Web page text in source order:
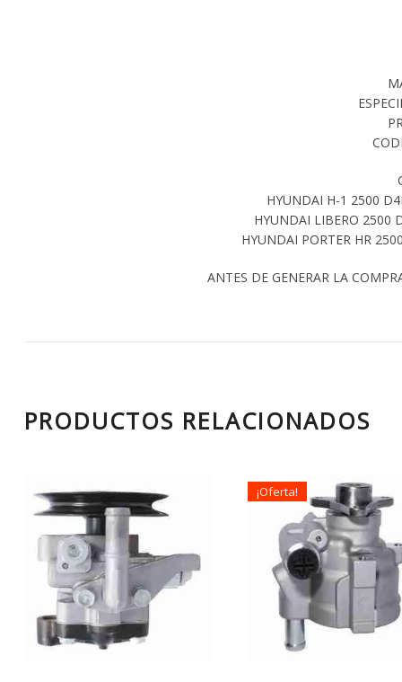
HYUNDAI H-1 2500
HYUNDAI LIBERO 2500
HYUNDAI PORTER HR
ANTES DE GENERAR LA
PRODUCTOS RELACIONADOS
¡Oferta!